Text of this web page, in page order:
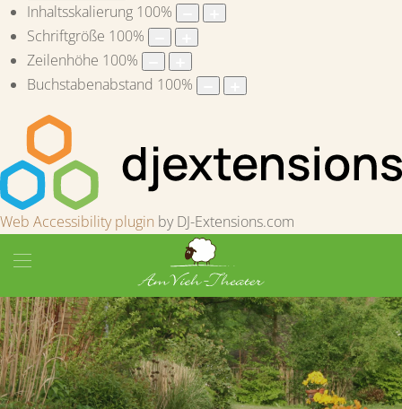
Inhaltsskalierung 100%
Schriftgröße 100%
Zeilenhöhe 100%
Buchstabenabstand 100%
Web Accessibility plugin by DJ-Extensions.com